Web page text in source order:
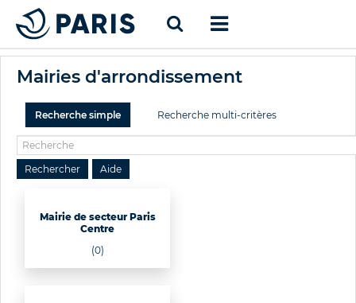
Mairies d'arrondissement
Recherche simple Recherche multi-critères
Mairie de secteur Paris
Centre
(0)